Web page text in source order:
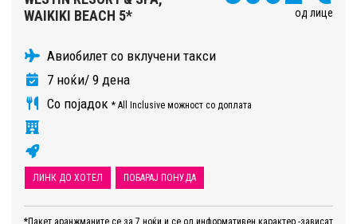
WAIKIKI BEACH 5*
од лице
Авиобилет со вклучени такси
7 ноќи/ 9 дена
Со појадок * All Inclusive можност со доплата
ЛИНК ДО ХОТЕЛ ПОБАРАЈ ПОНУДА
*Пакет аранжманите се за 7 ноќи и се од информативен карактер -зависат